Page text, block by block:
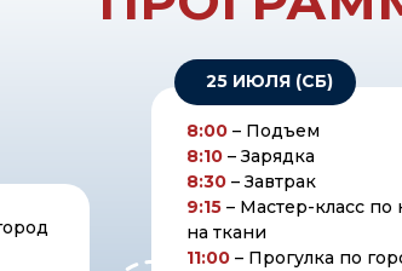
8:00 – Подъем
8:10 – Зарядка
8:30 – Завтрак
9:15 – Мастер-класс по
на ткани
11:00 – Прогулка по
25 ИЮЛЯ (СБ)